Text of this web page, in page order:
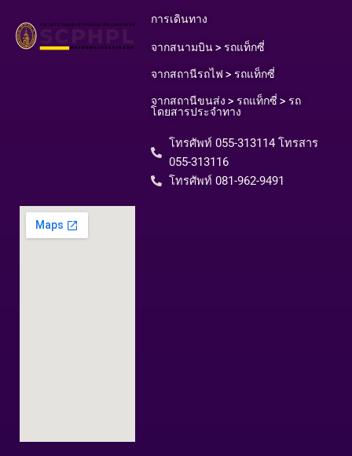
การเดินทาง
จากสนามบิน > รถแท็กซี่
จากสถานีรถไฟ > รถแท็กซี่
จากสถานีขนส่ง > รถแท็กซี่ > รถ
โดยสารประจำทาง
โทรศัพท์ 055-313114 โทรสาร
055-313116​
โทรศัพท์ 081-962-9491